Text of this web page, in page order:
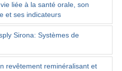
liée à la santé orale, son
et ses indicateurs
Sirona: Systèmes de
revêtement reminéralisant et